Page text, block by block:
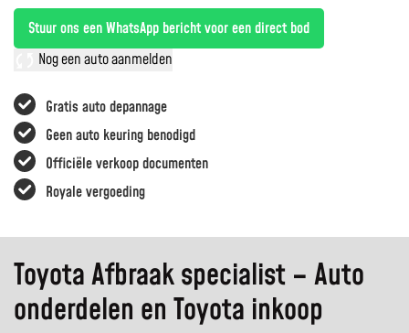
Gratis auto depannage
Geen auto keuring benodigd
Officiële verkoop documenten
Royale vergoeding
Stuur ons een WhatsApp bericht voor een direct bod
Nog een auto aanmelden
Toyota Afbraak specialist – Auto
onderdelen en Toyota inkoop